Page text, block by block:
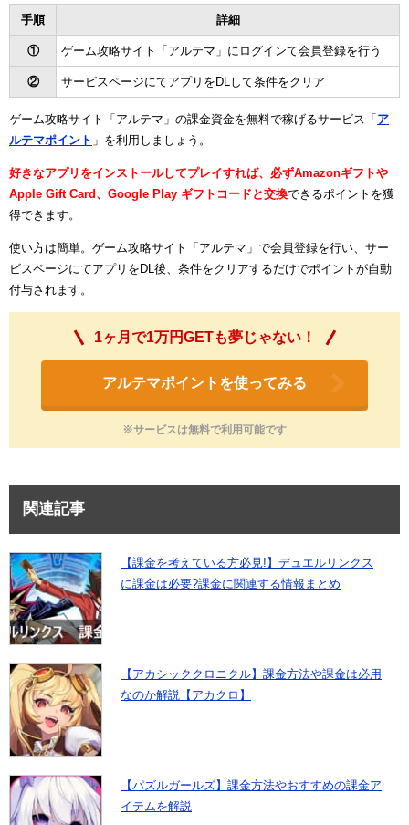
手順 詳細
① ゲーム攻略サイト「アルテマ」にログインて会員登録を行う
② サービスページにてアプリをDLして条件をクリア
ゲーム攻略サイト「アルテマ」の課金資金を無料で稼げるサービス「 ア
ルテマポイント 」を利用しましょう。
好きなアプリをインストールしてプレイすれば、必ずAmazonギフトや
Apple Gift Card、Google Play ギフトコードと交換できるポイントを獲
得できます。
使い方は簡単。ゲーム攻略サイト「アルテマ」で会員登録を行い、サー
ビスページにてアプリをDL後、条件をクリアするだけでポイントが自動
付与されます。
1ヶ月で1万円GETも夢じゃない！
アルテマポイントを使ってみる
※サービスは無料で利用可能です
関連記事
【課金を考えている方必見!】デュエルリンクス
に課金は必要?課金に関連する情報まとめ
【アカシッククロニクル】課金方法や課金は必用
なのか解説【アカクロ】
【パズルガールズ】課金方法やおすすめの課金ア
イテムを解説